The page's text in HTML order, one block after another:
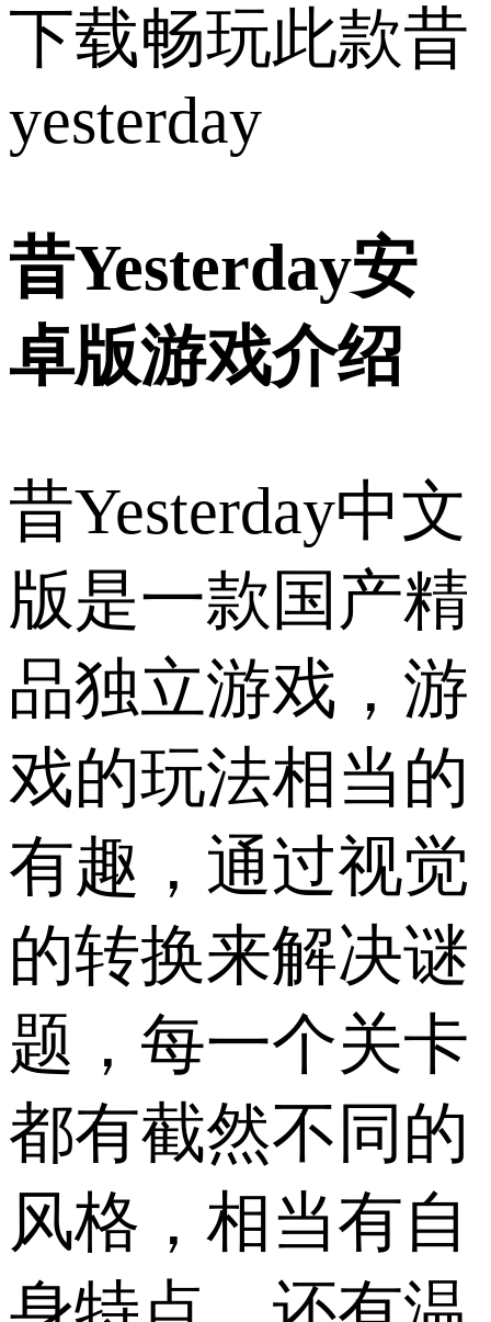
下载畅玩此款昔
yesterday
昔Yesterday安
卓版游戏介绍
昔Yesterday中文
版是一款国产精
品独立游戏，游
戏的玩法相当的
有趣，通过视觉
的转换来解决谜
题，每一个关卡
都有截然不同的
风格，相当有自